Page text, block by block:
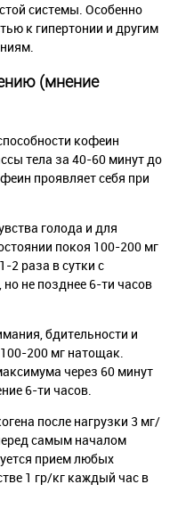
системы. Особенно
к гипертонии и другим
(мнение
кофеин
тела за 40-60 минут до
проявляет себя при
голода и для
покоя 100-200 мг
2 раза в сутки с
не позднее 6-ти часов
бдительности и
200 мг натощак.
через 60 минут
6-ти часов.
после нагрузки 3 мг/
самым началом
прием любых
1 гр/кг каждый час в